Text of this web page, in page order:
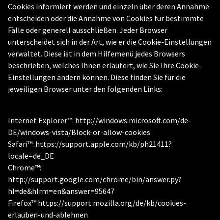
Cookies informiert werden und einzeln über deren Annahme
entscheiden oder die Annahme von Cookies für bestimmte
Fälle oder generell ausschließen. Jeder Browser
unterscheidet sich in der Art, wie er die Cookie-Einstellungen
verwaltet. Diese ist in dem Hilfemenü jedes Browsers
beschrieben, welches Ihnen erläutert, wie Sie Ihre Cookie-
Einstellungen ändern können. Diese finden Sie für die
jeweiligen Browser unter den folgenden Links:
Internet Explorer™: http://windows.microsoft.com/de-
DE/windows-vista/Block-or-allow-cookies
Safari™: https://support.apple.com/kb/ph21411?
locale=de_DE
Chrome™:
http://support.google.com/chrome/bin/answer.py?
hl=de&hlrm=en&answer=95647
Firefox™ https://support.mozilla.org/de/kb/cookies-
erlauben-und-ablehnen